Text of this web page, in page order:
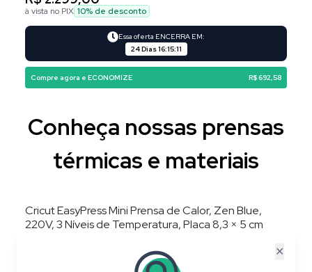
✕
à vista no PIX 10% de desconto
Essa oferta ENCERRA EM:
24 Dias 16:15:10
Compre agora e ECONOMIZE R$ 692,58
Conheça nossas prensas
térmicas e materiais
Cricut EasyPress Mini Prensa de Calor, Zen Blue,
220V, 3 Níveis de Temperatura, Placa 8,3 × 5 cm